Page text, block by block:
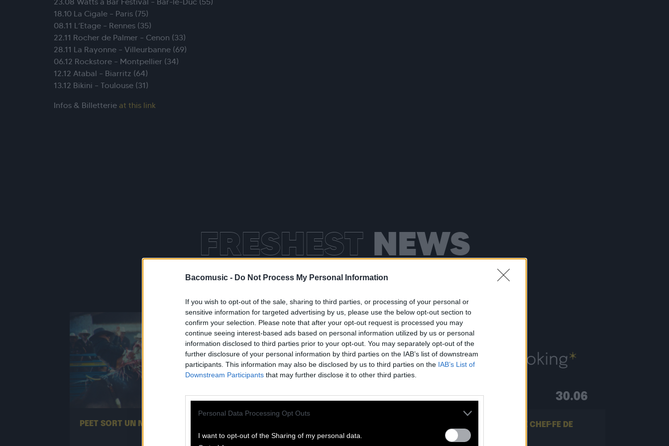
Bacomusic - Do Not Process My Personal Information
If you wish to opt-out of the sale, sharing to third parties, or processing of your personal or
sensitive information for targeted advertising by us, please use the below opt-out section to
confirm your selection. Please note that after your opt-out request is processed you may
continue seeing interest-based ads based on personal information utilized by us or personal
information disclosed to third parties prior to your opt-out. You may separately opt-out of the
further disclosure of your personal information by third parties on the IAB’s list of downstream
participants. This information may also be disclosed by us to third parties on the IAB’s List of
Downstream Participants that may further disclose it to other third parties.
Personal Data Processing Opt Outs
I want to opt-out of the Sharing of my personal data.
18.10 La Cigale – Paris (75)
08.11 L’Etage – Rennes (35)
22.11 Rocher de Palmer – Cenon (33)
28.11 La Rayonne – Villeurbanne (69)
06.12 Rockstore – Montpellier (34)
12.12 Atabal – Biarritz (64)
13.12 Bikini – Toulouse (31)
Infos & Billetterie at this link
FRESHEST NEWS
13.07
PEET SORT UN NOUVEAU CLIP !
02.07
GLADIATORS AT CABARET SAUVAGE!
30.06
ON RECHERCHE UN·E CHEF·FE DE
PROJETS BOOKING !